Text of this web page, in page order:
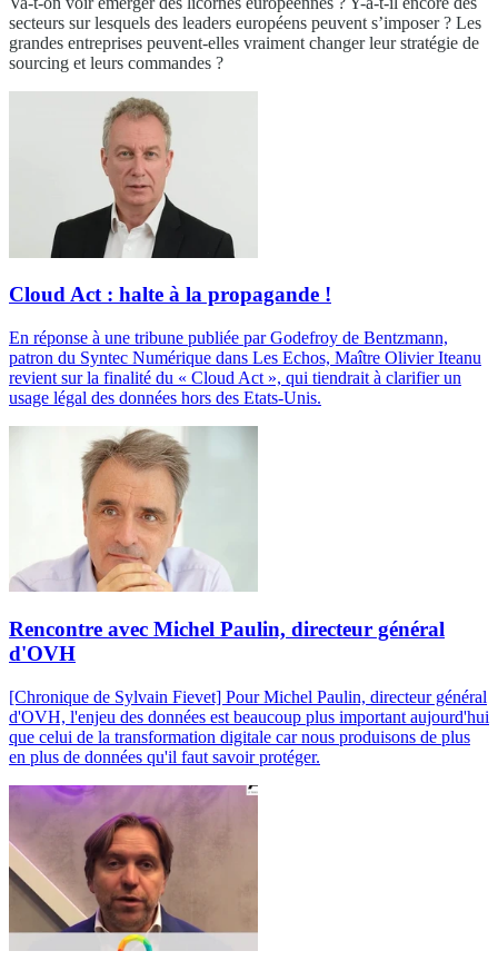
secteurs sur lesquels des leaders européens peuvent s’imposer ? Les
grandes entreprises peuvent-elles vraiment changer leur stratégie de
sourcing et leurs commandes ?
Cloud Act : halte à la propagande !
En réponse à une tribune publiée par Godefroy de Bentzmann,
patron du Syntec Numérique dans Les Echos, Maître Olivier Iteanu
revient sur la finalité du « Cloud Act », qui tiendrait à clarifier un
usage légal des données hors des Etats-Unis.
Rencontre avec Michel Paulin, directeur général
d'OVH
[Chronique de Sylvain Fievet] Pour Michel Paulin, directeur général
d'OVH, l'enjeu des données est beaucoup plus important aujourd'hui
que celui de la transformation digitale car nous produisons de plus
en plus de données qu'il faut savoir protéger.